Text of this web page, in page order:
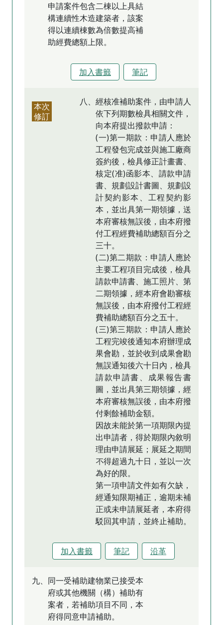
申請案件包含二棟以上具結
構連續性木造建築者，該案
得以連續棟數為倍數提高補
助經費總額上限。
加入書籤 筆記
本次
修訂
八、經核准補助案件，由申請人
依下列期數檢具相關文件，
向本府提出撥款申請：
(一)第一期款：申請人應於
工程發包完成並與施工廠商
簽約後，檢具修正計畫書、
核定(准)函影本、請款申請
書、規劃設計書圖、規劃設
計契約影本、工程契約影
本，並出具第一期領據，送
本府審核無誤後，由本府撥
付工程經費補助總額百分之
三十。
(二)第二期款：申請人應於
主要工程項目完成後，檢具
請款申請書、施工照片、第
二期領據，經本府會勘審核
無誤後，由本府撥付工程經
費補助總額百分之五十。
(三)第三期款：申請人應於
工程完竣後通知本府辦理成
果會勘，並於收到成果會勘
無誤通知後六十日內，檢具
請款申請書、成果報告書
圖，並出具第三期領據，經
本府審核無誤後，由本府撥
付剩餘補助金額。
因故未能於第一項期限內提
出申請者，得於期限內敘明
理由申請展延；展延之期間
不得超過九十日，並以一次
為好的限。
第一項申請文件如有欠缺，
經通知限期補正，逾期未補
正或未申請展延者，本府得
駁回其申請，並終止補助。
加入書籤 筆記 沿革
九、同一受補助建物業已接受本
府或其他機關（構）補助有
案者，若補助項目不同，本
府得同意申請補助。